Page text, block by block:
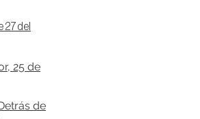
27 del
25 de
de